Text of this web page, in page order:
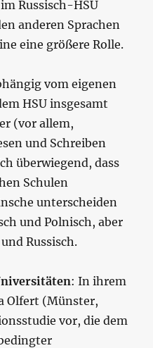
Russisch-HSU
anderen Sprachen
eine größere Rolle.
vom eigenen
HSU insgesamt
(vor allem,
und Schreiben
überwiegend, dass
Schulen
unterscheiden
und Polnisch, aber
Russisch.
: In ihrem
Olfert (Münster,
vor, die dem